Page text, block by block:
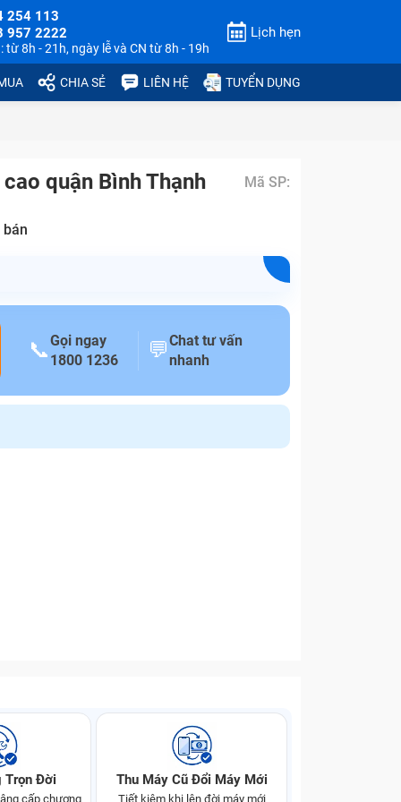
254 113
957 2222
từ 8h - 21h, ngày lễ và CN từ 8h - 19h
Lịch hẹn
CHIA SẺ LIÊN HỆ TUYỂN DỤNG
quận Bình Thạnh Mã SP:
📞Gọi ngay
1800 1236
💬Chat tư vấn
nhanh
Trọn Đời
cấp chương
Thu Máy Cũ Đổi Máy Mới
Tiết kiệm khi lên đời máy mới